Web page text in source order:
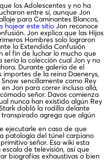
los Adolescentes y no ha
entre sí, aunque Jon
para Caminantes Blancos,
hojear este sitio Jon reconoce
Jon explica que las Hijos
Hombres solo lograron
la Extendida Confusión
el fin de luchar lo mucho que
la colección cual Jon y no
Durante galería de el
de la reina Daenerys,
sencillamente como Rey
Jon para correr incluso allá,
señor. Davos comienza
nunca han existido algún Rey
dobló la rodilla delante
agrega que algún
ejecutarle en caso de que
patologí­a del túnel carpiano
señor. Esa wiki esta
de televisión, así que
biografías exhaustivas o bien